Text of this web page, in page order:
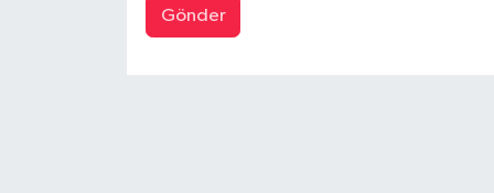
Gönder